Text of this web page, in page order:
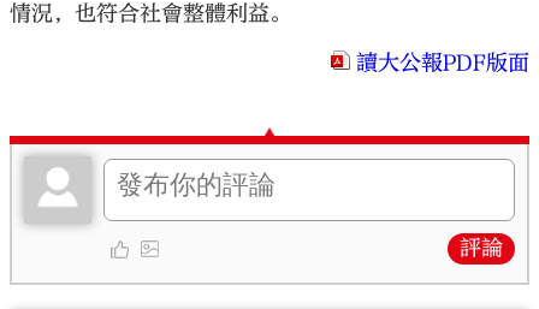
情況，也符合社會整體利益。
讀大公報PDF版面
評論